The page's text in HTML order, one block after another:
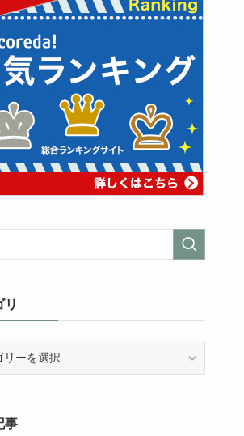
リ
事